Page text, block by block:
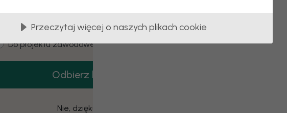
type
Dla mnie
Do projektu zawodowego
Odbierz kod
Nie, dziękuję
Przeczytaj więcej o naszych plikach cookie